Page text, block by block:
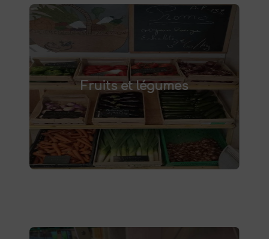
Fruits et légumes
Fruits et légumes
Achetez des
fruits et légumes frais à Saint-
Saulve
et savourez des produits de saison,
cultivés localement. Goûtez la différence :
des produits sains et respectueux de
l'environnement. Vente directe à la ferme ou
livraison à domicile.